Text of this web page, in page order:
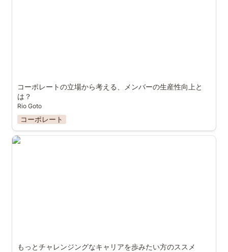
コーポレートの立場から考える、メンバーの生産性向上と
は？
Rio Goto
コーポレート
もっとチャレンジングなキャリアを歩みたい方のススメ
もっとチャレンジングなキャリアを歩みたい方のススメ